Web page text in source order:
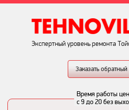
Экспертный уровень ремонта
Заказать
Время работы
с 9 до 20 без